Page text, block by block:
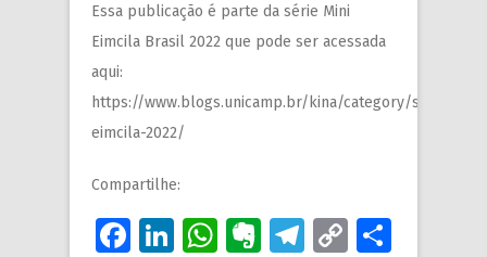
Essa publicação é parte da série Mini
Eimcila Brasil 2022 que pode ser acessada
aqui:
https://www.blogs.unicamp.br/kina/category/series/
eimcila-2022/
Compartilhe:
Facebook
LinkedIn
WhatsApp
Evernote
Telegram
Copy